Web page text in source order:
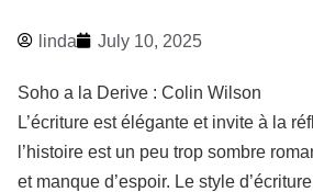
linda July 10, 2025
Soho a la Derive : Colin Wilson
L’écriture est élégante et invite à la
l’histoire est un peu trop sombre
et manque d’espoir. Le style